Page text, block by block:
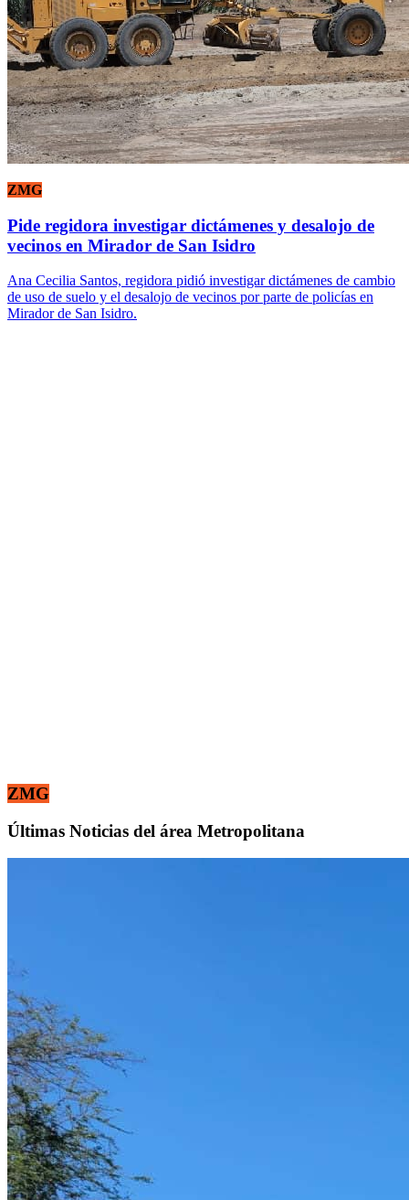
ZMG
Pide regidora investigar dictámenes y desalojo de
vecinos en Mirador de San Isidro
Ana Cecilia Santos, regidora pidió investigar dictámenes de cambio
de uso de suelo y el desalojo de vecinos por parte de policías en
Mirador de San Isidro.
ZMG
Últimas Noticias del área Metropolitana